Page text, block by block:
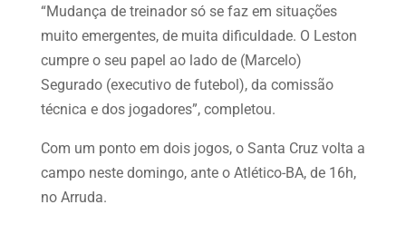
“Mudança de treinador só se faz em situações
muito emergentes, de muita dificuldade. O Leston
cumpre o seu papel ao lado de (Marcelo)
Segurado (executivo de futebol), da comissão
técnica e dos jogadores”, completou.
Com um ponto em dois jogos, o Santa Cruz volta a
campo neste domingo, ante o Atlético-BA, de 16h,
no Arruda.